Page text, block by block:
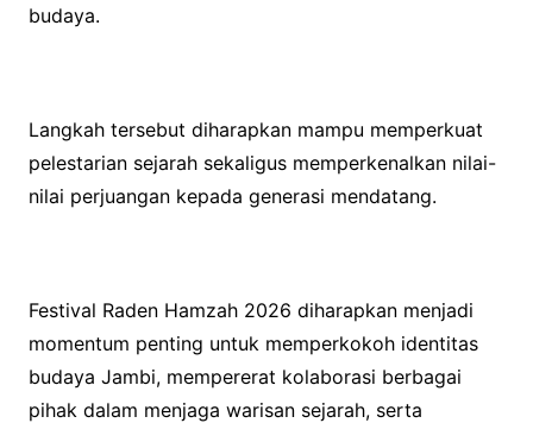
budaya.
Langkah tersebut diharapkan mampu memperkuat
pelestarian sejarah sekaligus memperkenalkan nilai-
nilai perjuangan kepada generasi mendatang.
Festival Raden Hamzah 2026 diharapkan menjadi
momentum penting untuk memperkokoh identitas
budaya Jambi, mempererat kolaborasi berbagai
pihak dalam menjaga warisan sejarah, serta